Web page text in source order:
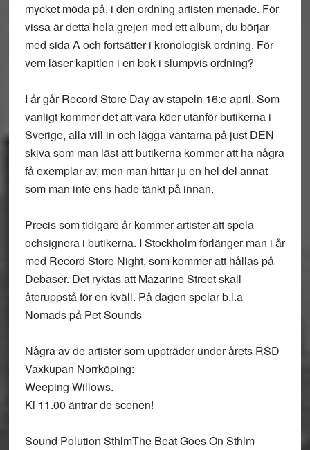
mycket möda på, i den ordning artisten menade. För
vissa är detta hela grejen med ett album, du börjar
med sida A och fortsätter i kronologisk ordning. För
vem läser kapitlen i en bok i slumpvis ordning?
I år går Record Store Day av stapeln 16:e april. Som
vanligt kommer det att vara köer utanför butikerna i
Sverige, alla vill in och lägga vantarna på just DEN
skiva som man läst att butikerna kommer att ha några
få exemplar av, men man hittar ju en hel del annat
som man inte ens hade tänkt på innan.
Precis som tidigare år kommer artister att spela
ochsignera i butikerna. I Stockholm förlänger man i år
med Record Store Night, som kommer att hållas på
Debaser. Det ryktas att Mazarine Street skall
återuppstå för en kväll. På dagen spelar b.l.a
Nomads på Pet Sounds
Några av de artister som uppträder under årets RSD
Vaxkupan Norrköping:
Weeping Willows.
Kl 11.00 äntrar de scenen!
Sound Polution SthlmThe Beat Goes On Sthlm